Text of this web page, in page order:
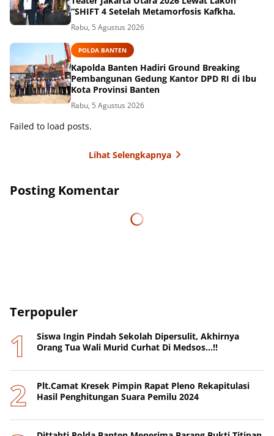
“SHIFT 4 Setelah Metamorfosis Kafkha.
Rabu, 5 Agustus 2026
POLDA BANTEN
Kapolda Banten Hadiri Ground Breaking
Pembangunan Gedung Kantor DPD RI di Ibu
Kota Provinsi Banten
Rabu, 5 Agustus 2026
Failed to load posts.
Lihat Selengkapnya
Posting Komentar
Terpopuler
Siswa Ingin Pindah Sekolah Dipersulit, Akhirnya
Orang Tua Wali Murid Curhat Di Medsos...!!
Plt.Camat Kresek Pimpin Rapat Pleno Rekapitulasi
Hasil Penghitungan Suara Pemilu 2024